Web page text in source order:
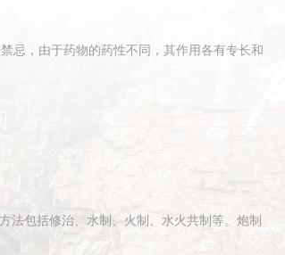
忌，由于药物的药性不同，其作用各有专长和
法包括修治、水制、火制、水火共制等。炮制